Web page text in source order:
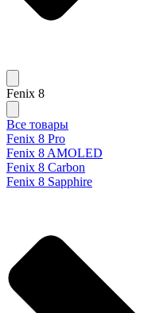
Fenix 8
Все товары
Fenix 8 Pro
Fenix 8 AMOLED
Fenix 8 Carbon
Fenix 8 Sapphire